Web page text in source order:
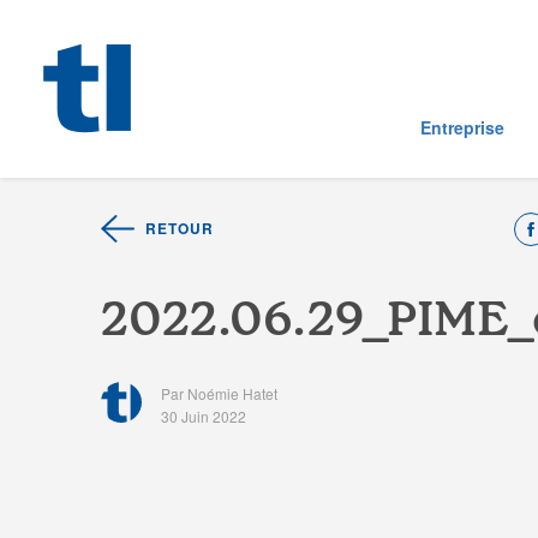
Entreprise
RETOUR
2022.06.29 PIME
Par Noémie Hatet
30 Juin 2022